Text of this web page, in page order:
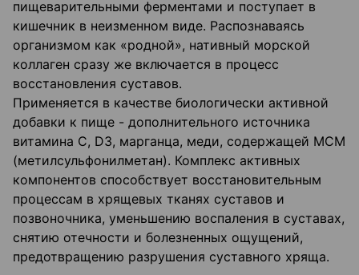
пищеварительными ферментами и поступает в
кишечник в неизменном виде. Распознаваясь
организмом как «родной», нативный морской
коллаген сразу же включается в процесс
восстановления суставов.
Применяется в качестве биологически активной
добавки к пище - дополнительного источника
витамина С, D3, марганца, меди, содержащей МСМ
(метилсульфонилметан). Комплекс активных
компонентов способствует восстановительным
процессам в хрящевых тканях суставов и
позвоночника, уменьшению воспаления в суставах,
снятию отечности и болезненных ощущений,
предотвращению разрушения суставного хряща.